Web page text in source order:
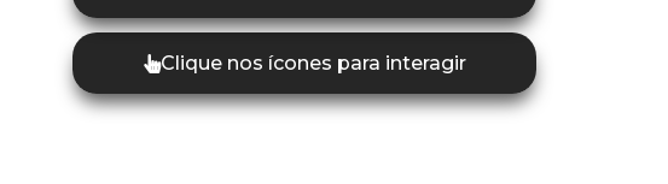
Clique nos ícones para interagir